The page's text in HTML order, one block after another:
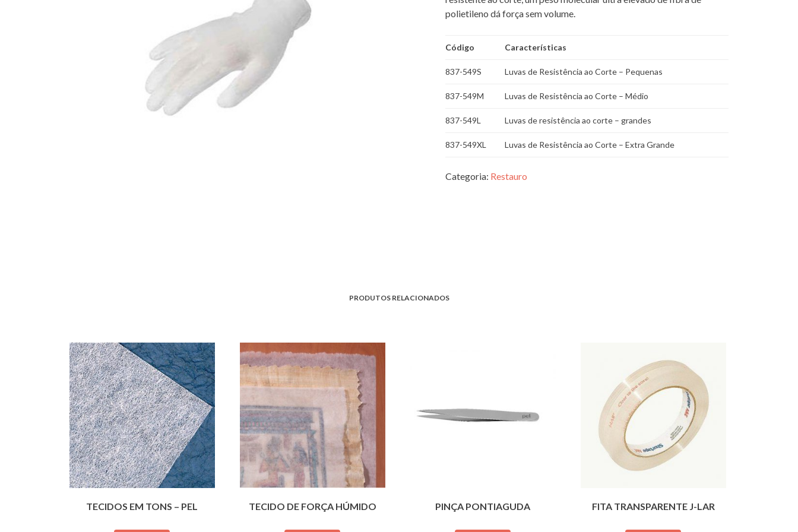
polietileno dá força sem volume.
Código Características
837-549S Luvas de Resistência ao Corte – Pequenas
837-549M Luvas de Resistência ao Corte – Médio
837-549L Luvas de resistência ao corte – grandes
837-549XL Luvas de Resistência ao Corte – Extra Grande
Categoria: Restauro
PRODUTOS RELACIONADOS
TECIDOS EM TONS – PEL TECIDO DE FORÇA HÚMIDO PINÇA PONTIAGUDA FITA TRANSPARENTE J-LAR